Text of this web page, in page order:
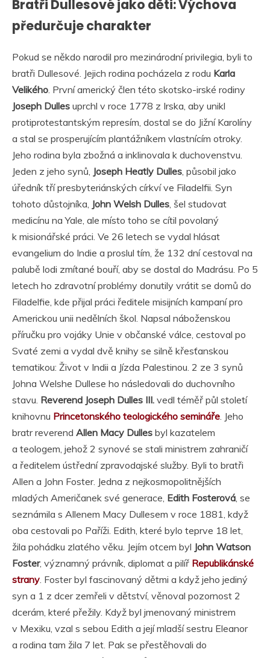
Bratři Dullesové jako děti: Výchova
předurčuje charakter
Pokud se někdo narodil pro mezinárodní privilegia, byli to
bratři Dullesové. Jejich rodina pocházela z rodu Karla
Velikého. První americký člen této skotsko-irské rodiny
Joseph Dulles uprchl v roce 1778 z Irska, aby unikl
protiprotestantským represím, dostal se do Jižní Karolíny
a stal se prosperujícím plantážníkem vlastnícím otroky.
Jeho rodina byla zbožná a inklinovala k duchovenstvu.
Jeden z jeho synů, Joseph Heatly Dulles, působil jako
úředník tří presbyteriánských církví ve Filadelfii. Syn
tohoto důstojníka, John Welsh Dulles, šel studovat
medicínu na Yale, ale místo toho se cítil povolaný
k misionářské práci. Ve 26 letech se vydal hlásat
evangelium do Indie a proslul tím, že 132 dní cestoval na
palubě lodi zmítané bouří, aby se dostal do Madrásu. Po 5
letech ho zdravotní problémy donutily vrátit se domů do
Filadelfie, kde přijal práci ředitele misijních kampaní pro
Americkou unii nedělních škol. Napsal náboženskou
příručku pro vojáky Unie v občanské válce, cestoval po
Svaté zemi a vydal dvě knihy se silně křesťanskou
tematikou: Život v Indii a Jízda Palestinou. 2 ze 3 synů
Johna Welshe Dullese ho následovali do duchovního
stavu. Reverend Joseph Dulles III. vedl téměř půl století
knihovnu Princetonského teologického semináře. Jeho
bratr reverend Allen Macy Dulles byl kazatelem
a teologem, jehož 2 synové se stali ministrem zahraničí
a ředitelem ústřední zpravodajské služby. Byli to bratři
Allen a John Foster. Jedna z nejkosmopolitnějších
mladých Američanek své generace, Edith Fosterová, se
seznámila s Allenem Macy Dullesem v roce 1881, když
oba cestovali po Paříži. Edith, které bylo teprve 18 let,
žila pohádku zlatého věku. Jejím otcem byl John Watson
Foster, významný právník, diplomat a pilíř Republikánské
strany. Foster byl fascinovaný dětmi a když jeho jediný
syn a 1 z dcer zemřeli v dětství, věnoval pozornost 2
dcerám, které přežily. Když byl jmenovaný ministrem
v Mexiku, vzal s sebou Edith a její mladší sestru Eleanor
a rodina tam žila 7 let. Pak se přestěhovali do